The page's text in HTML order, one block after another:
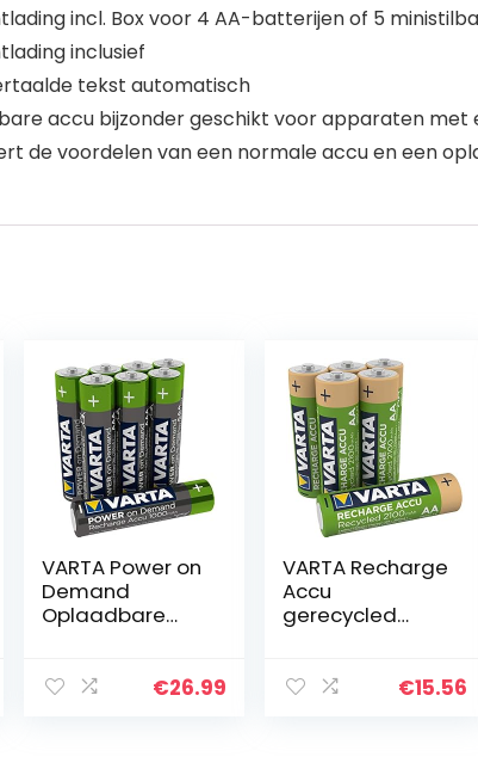
incl. Box voor 4 AA-batterijen of 5
inclusief
tekst automatisch
accu bijzonder geschikt voor apparaten met
de voordelen van een normale accu en een
VARTA Power on
Demand
Oplaadbare
Voorgeladen
€26.99
VARTA Recharge
Accu
gerecycled
voorgeladen AA
€15.56